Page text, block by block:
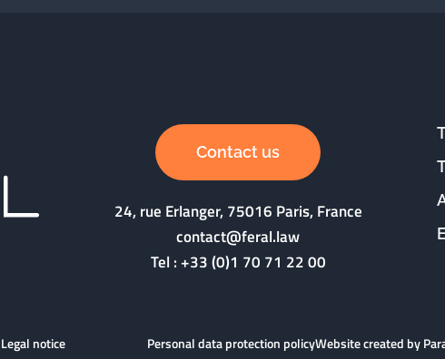
Contact us
24, rue Erlanger, 75016 Paris, France
contact@feral.law
Tel :+33 (0)1 70 71 22 00
Legal notice Personal data protection policyWebsite created by